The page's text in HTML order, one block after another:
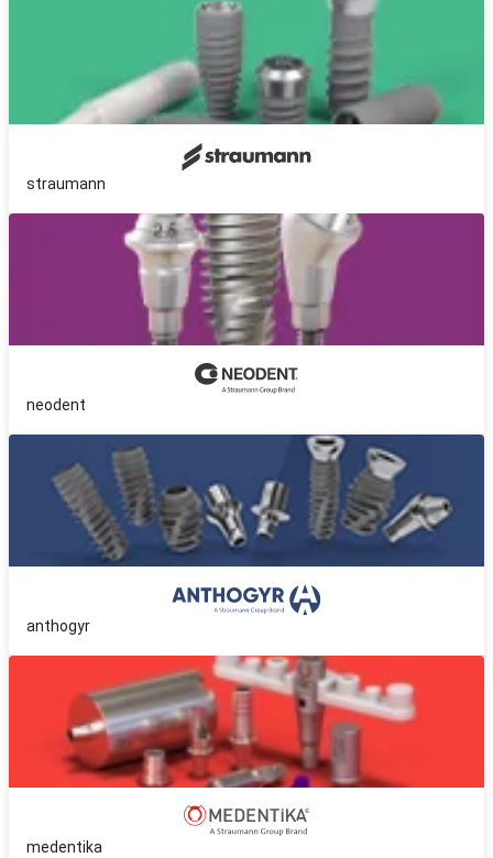
straumann
neodent
anthogyr
medentika